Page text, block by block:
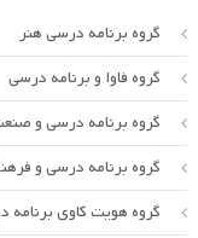
گروه برنامه درسی هنر
گروه فاوا و برنامه درسی
گروه برنامه درسی و
گروه برنامه درسی و
گروه هویت کاوی برنامه